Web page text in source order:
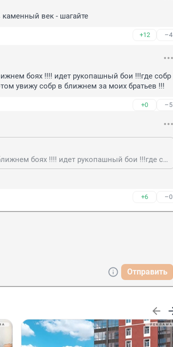
каменный век - шагайте
+12 –4
боях !!!! идет рукопашный бои !!!где собр
увижу собр в ближнем за моих братьев !!!
+0 –5
где собр !!!! ) Морпехи уродуются в ближнем боях !!!! идет рукопашный бои !!!где собр прикрыть с флангов !!! мультики... потом увижу собр в ближнем за моих братьев !!!
+6 –0
Отправить